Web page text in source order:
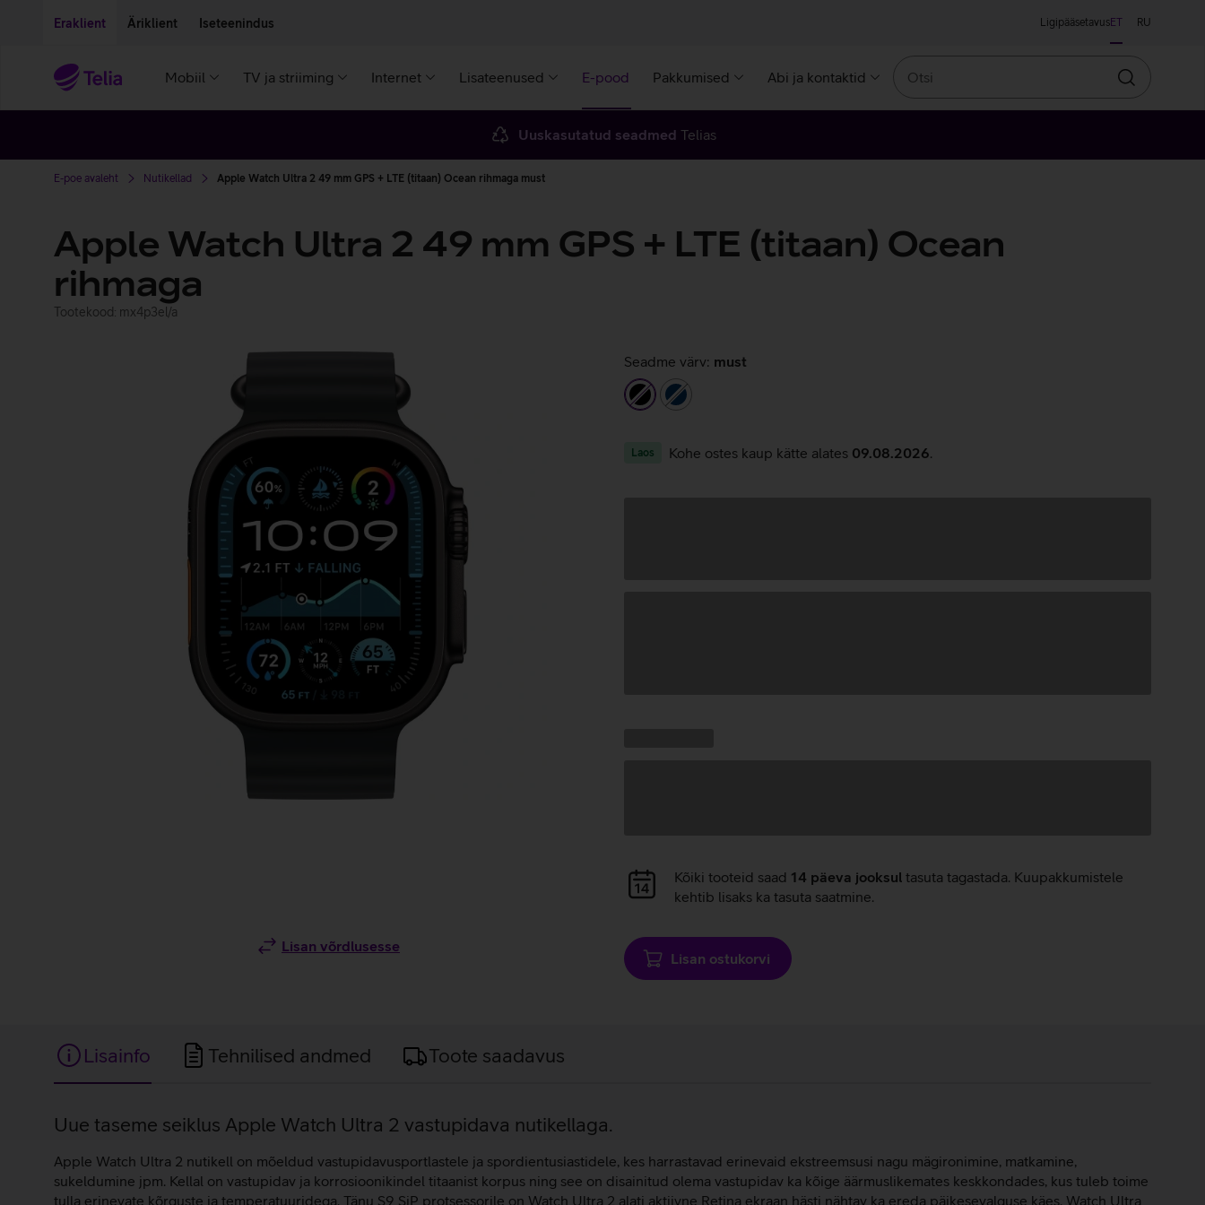
Eraklient Äriklient Iseteenindus LigipääsetavusET RU
Mobiil TV ja striiming Internet Lisateenused E-pood Pakkumised Abi ja kontaktid
Otsin
Uuskasutatud seadmed Telias
E-poe avaleht Nutikellad Apple Watch Ultra 2 49 mm GPS + LTE (titaan) Ocean rihmaga must
Apple Watch Ultra 2 49 mm GPS + LTE (titaan) Ocean
rihmaga
Tootekood: mx4p3el/a
Lisan võrdlusesse
Seadme värv: must
musttumesinine
Laos Kohe ostes kaup kätte alates 09.08.2026
Andmete
laadimine
Kõiki tooteid saad 14 päeva jooksul tasuta tagastada. Kuupakkumistele
kehtib lisaks ka tasuta saatmine.
Lisan ostukorvi
Lisainfo Tehnilised andmed Toote saadavus
Lisainfo
Uue taseme seiklus Apple Watch Ultra 2 vastupidava nutikellaga.
Apple Watch Ultra 2 nutikell on mõeldud vastupidavusportlastele ja spordientusiastidele, kes harrastavad erinevaid ekstreemsusi nagu mägironimine, matkamine,
sukeldumine jpm. Kellal on vastupidav ja korrosioonikindel titaanist korpus ning see on disainitud olema vastupidav ka kõige äärmuslikemates keskkondades, kus tuleb toime
tulla erinevate kõrguste ja temperatuuridega. Tänu S9 SiP protsessorile on Watch Ultra 2 alati aktiivne Retina ekraan hästi nähtav ka ereda päikesevalguse käes. Watch Ultra